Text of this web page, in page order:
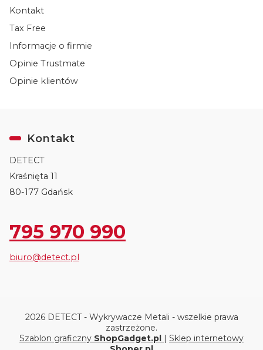
Kontakt
Tax Free
Informacje o firmie
Opinie Trustmate
Opinie klientów
Kontakt
DETECT
Kraśnięta 11
80-177 Gdańsk
795 970 990
biuro@detect.pl
2026 DETECT - Wykrywacze Metali - wszelkie prawa
zastrzeżone.
Szablon graficzny ShopGadget.pl | Sklep internetowy